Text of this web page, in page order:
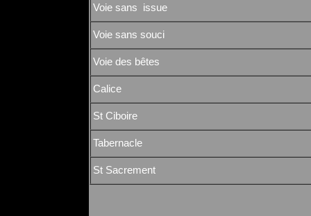
Voie sans issue
Voie sans souci
Voie des bêtes
Calice
St Ciboire
Tabernacle
St Sacrement